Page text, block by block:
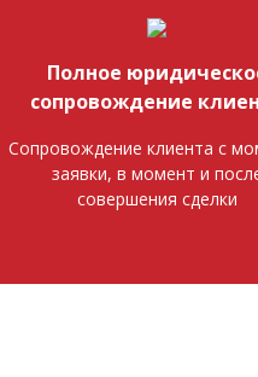
Полное
сопровождение
Сопровождение клиента с
заявки, в момент и
совершения сделки